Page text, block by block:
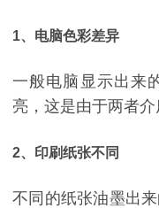
1、电脑色彩差异
一般电脑显示出来
亮，这是由于两者介
2、印刷纸张不同
不同的纸张油墨出